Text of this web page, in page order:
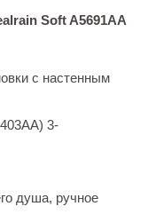
Soft A5691AA
с настенным
3-
душа, ручное